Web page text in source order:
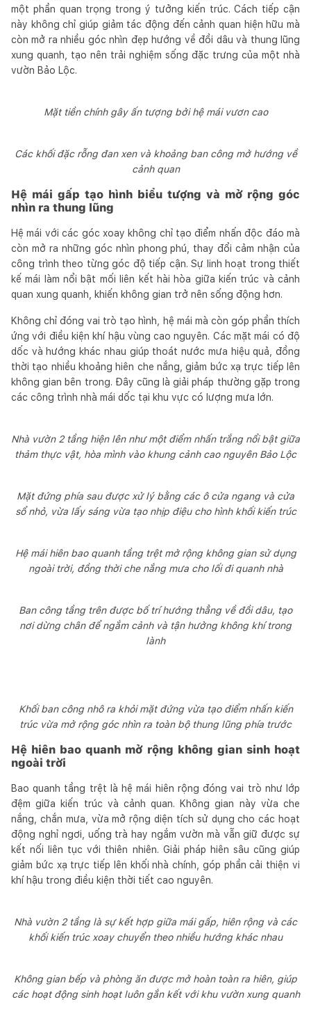
một phần quan trọng trong ý tưởng kiến trúc. Cách tiếp cận
này không chỉ giúp giảm tác động đến cảnh quan hiện hữu mà
còn mở ra nhiều góc nhìn đẹp hướng về đồi dâu và thung lũng
xung quanh, tạo nên trải nghiệm sống đặc trưng của một nhà
vườn Bảo Lộc.
Mặt tiền chính gây ấn tượng bởi hệ mái vươn cao
Các khối đặc rỗng đan xen và khoảng ban công mở hướng về
cảnh quan
Hệ mái gấp tạo hình biểu tượng và mở rộng góc
nhìn ra thung lũng
Hệ mái với các góc xoay không chỉ tạo điểm nhấn độc đáo mà
còn mở ra những góc nhìn phong phú, thay đổi cảm nhận của
công trình theo từng góc độ tiếp cận. Sự linh hoạt trong thiết
kế mái làm nổi bật mối liên kết hài hòa giữa kiến trúc và cảnh
quan xung quanh, khiến không gian trở nên sống động hơn.
Không chỉ đóng vai trò tạo hình, hệ mái mà còn góp phần thích
ứng với điều kiện khí hậu vùng cao nguyên. Các mặt mái có độ
dốc và hướng khác nhau giúp thoát nước mưa hiệu quả, đồng
thời tạo nhiều khoảng hiên che nắng, giảm bức xạ trực tiếp lên
không gian bên trong. Đây cũng là giải pháp thường gặp trong
các công trình nhà mái dốc tại khu vực có lượng mưa lớn.
Nhà vườn 2 tầng hiện lên như một điểm nhấn trắng nổi bật giữa
thảm thực vật, hòa mình vào khung cảnh cao nguyên Bảo Lộc
Mặt đứng phía sau được xử lý bằng các ô cửa ngang và cửa
sổ nhỏ, vừa lấy sáng vừa tạo nhịp điệu cho hình khối kiến trúc
Hệ mái hiên bao quanh tầng trệt mở rộng không gian sử dụng
ngoài trời, đồng thời che nắng mưa cho lối đi quanh nhà
Ban công tầng trên được bố trí hướng thẳng về đồi dâu, tạo
nơi dừng chân để ngắm cảnh và tận hưởng không khí trong
lành
Khối ban công nhô ra khỏi mặt đứng vừa tạo điểm nhấn kiến
trúc vừa mở rộng góc nhìn ra toàn bộ thung lũng phía trước
Hệ hiên bao quanh mở rộng không gian sinh hoạt
ngoài trời
Bao quanh tầng trệt là hệ mái hiên rộng đóng vai trò như lớp
đệm giữa kiến trúc và cảnh quan. Không gian này vừa che
nắng, chắn mưa, vừa mở rộng diện tích sử dụng cho các hoạt
động nghỉ ngơi, uống trà hay ngắm vườn mà vẫn giữ được sự
kết nối liên tục với thiên nhiên. Giải pháp hiên sâu cũng giúp
giảm bức xạ trực tiếp lên khối nhà chính, góp phần cải thiện vi
khí hậu trong điều kiện thời tiết cao nguyên.
Nhà vườn 2 tầng là sự kết hợp giữa mái gấp, hiên rộng và các
khối kiến trúc xoay chuyển theo nhiều hướng khác nhau
Không gian bếp và phòng ăn được mở hoàn toàn ra hiên, giúp
các hoạt động sinh hoạt luôn gắn kết với khu vườn xung quanh